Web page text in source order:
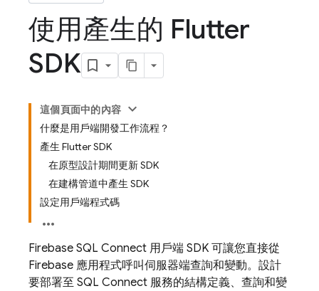
使用產生的 Flutter
SDK
這個頁面中的內容
什麼是用戶端開發工作流程？
產生 Flutter SDK
在原型設計期間更新 SDK
在建構管道中產生 SDK
設定用戶端程式碼
Firebase SQL Connect 用戶端 SDK 可讓您直接從
Firebase 應用程式呼叫伺服器端查詢和變動。設計
要部署至 SQL Connect 服務的結構定義、查詢和變